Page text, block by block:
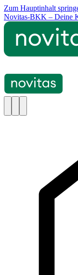
Zum Hauptinhalt
Novitas-BKK – Deine